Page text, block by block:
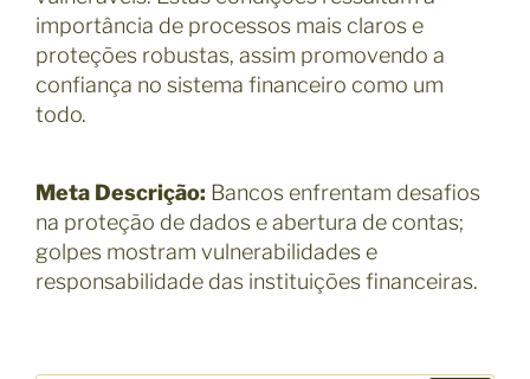
importância de processos mais claros e
proteções robustas, assim promovendo a
confiança no sistema financeiro como um
todo.
Meta Descrição: Bancos enfrentam desafios
na proteção de dados e abertura de contas;
golpes mostram vulnerabilidades e
responsabilidade das instituições financeiras.